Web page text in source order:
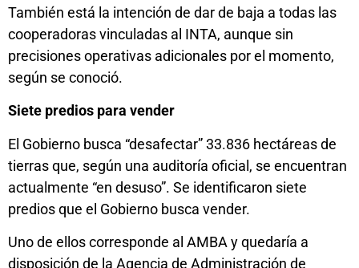
También está la intención de dar de baja a todas las
cooperadoras vinculadas al INTA, aunque sin
precisiones operativas adicionales por el momento,
según se conoció.
Siete predios para vender
El Gobierno busca “desafectar” 33.836 hectáreas de
tierras que, según una auditoría oficial, se encuentran
actualmente “en desuso”. Se identificaron siete
predios que el Gobierno busca vender.
Uno de ellos corresponde al AMBA y quedaría a
disposición de la Agencia de Administración de